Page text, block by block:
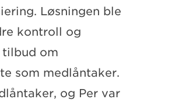
Løsningen ble
kontroll og
tilbud om
som medlåntaker.
og Per var